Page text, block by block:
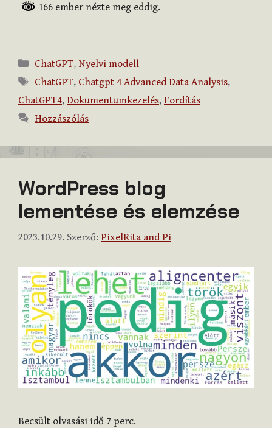
166 ember nézte meg eddig.
Kategória
ChatGPT, Nyelvi modell
Címkék
ChatGPT, Chatgpt 4 Advanced Data Analysis,
ChatGPT4, Dokumentumkezelés, Fordítás
Hozzászólás
WordPress blog
lementése és elemzése
2023.10.29. Szerző: PixelRita and Pi
Becsült olvasási idő 7 perc.